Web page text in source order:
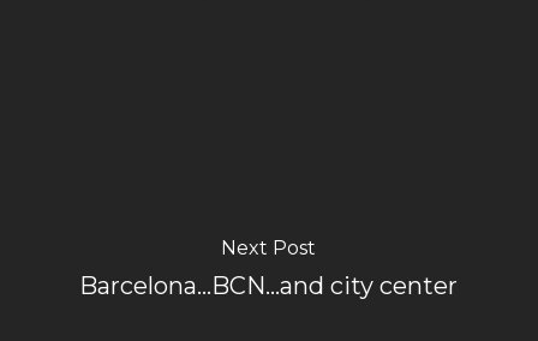
Next Post
Barcelona...BCN...and city center